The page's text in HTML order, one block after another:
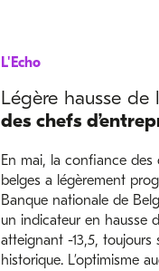
L'Echo
Légère hausse de
des chefs
En mai, la confiance des
belges a légèrement
Banque nationale de
un indicateur en hausse
atteignant -13,5, toujours
historique. L’optimisme